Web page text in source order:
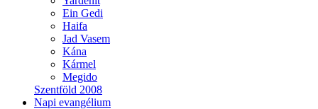
Ein Gedi
Haifa
Jad Vasem
Kána
Kármel
Megido
Szentföld 2008
Napi evangélium